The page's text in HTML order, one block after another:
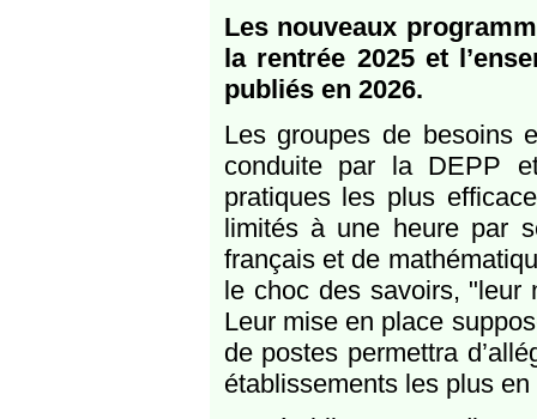
Les nouveaux
la rentrée 2025 et
publiés en 2026.
Les groupes de besoins
conduite par la DEPP et
pratiques les plus
limités à une heure par
français et de
le choc des savoirs, "leur
Leur mise en place
de postes permettra
établissements les plus